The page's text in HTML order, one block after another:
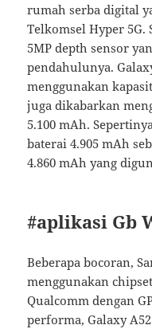
rumah serba digital
Telkomsel Hyper 5G.
5MP depth sensor
pendahulunya.
menggunakan
juga dikabarkan
5.100 mAh.
baterai 4.905 mAh
4.860 mAh yang
#aplikasi Gb
Beberapa bocoran,
menggunakan
Qualcomm dengan
performa, Galaxy